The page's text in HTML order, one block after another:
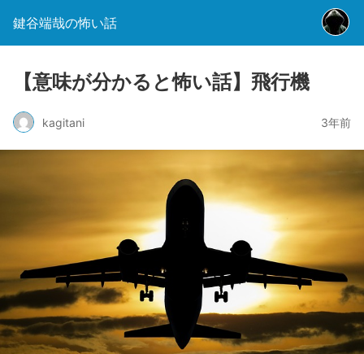
鍵谷端哉の怖い話
【意味が分かると怖い話】飛行機
kagitani 3年前